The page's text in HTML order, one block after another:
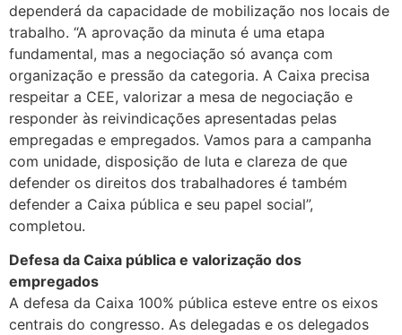
dependerá da capacidade de mobilização nos locais de
trabalho. “A aprovação da minuta é uma etapa
fundamental, mas a negociação só avança com
organização e pressão da categoria. A Caixa precisa
respeitar a CEE, valorizar a mesa de negociação e
responder às reivindicações apresentadas pelas
empregadas e empregados. Vamos para a campanha
com unidade, disposição de luta e clareza de que
defender os direitos dos trabalhadores é também
defender a Caixa pública e seu papel social”,
completou.
Defesa da Caixa pública e valorização dos
empregados
A defesa da Caixa 100% pública esteve entre os eixos
centrais do congresso. As delegadas e os delegados